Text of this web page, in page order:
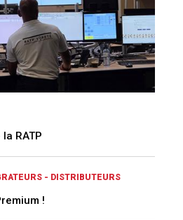
RATP
- DISTRIBUTEURS
!